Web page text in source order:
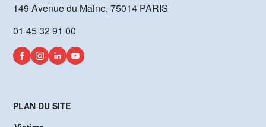
149 Avenue du Maine, 75014 PARIS
01 45 32 91 00
PLAN DU SITE